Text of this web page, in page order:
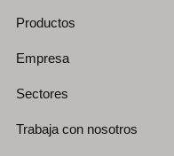
Productos
Empresa
Sectores
Trabaja con nosotros